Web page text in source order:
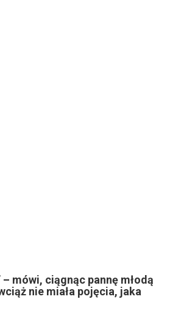
– mówi, ciągnąc pannę młodą
nie miała pojęcia, jaka